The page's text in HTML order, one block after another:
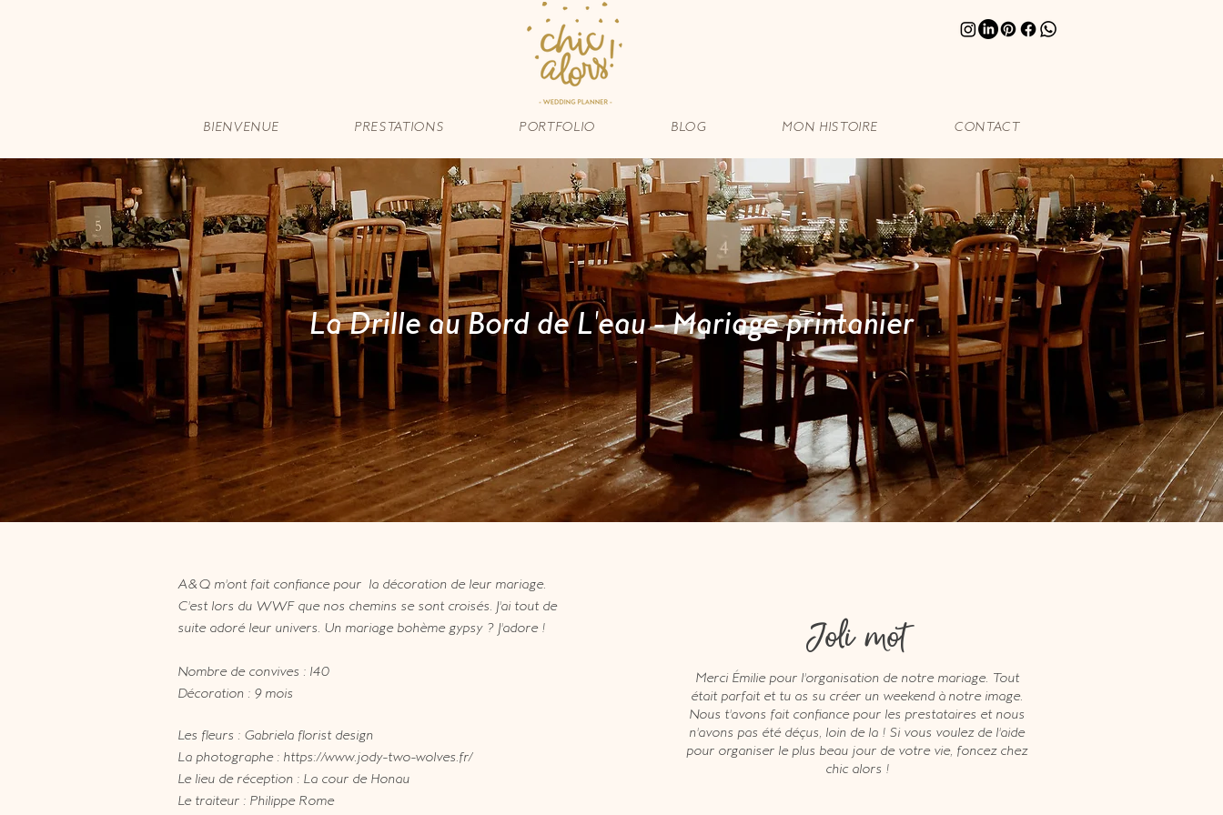
BIENVENUE PRESTATIONS PORTFOLIO BLOG MON HISTOIRE CONTACT
La Drille au Bord de L'eau - Mariage printanier
A&Q m'ont fait confiance pour la décoration de leur mariage.
C'est lors du WWF que nos chemins se sont croisés. J'ai tout de
suite adoré leur univers. Un mariage bohème gypsy ? J'adore !
Nombre de convives : 140
Décoration : 9 mois
Les fleurs : Gabriela florist design
La photographe : https://www.jody-two-wolves.fr/
Le lieu de réception : La cour de Honau
Le traiteur : Philippe Rome
Joli mot
Merci Émilie pour l'organisation de notre mariage. Tout
était parfait et tu as su créer un weekend à notre image.
Nous t'avons fait confiance pour les prestataires et nous
n'avons pas été déçus, loin de la ! Si vous voulez de l'aide
pour organiser le plus beau jour de votre vie, foncez chez
chic alors !